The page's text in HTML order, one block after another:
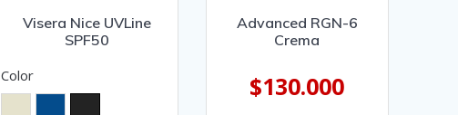
Visera Nice UVLine
SPF50
Color
Advanced RGN-6
Crema
$130.000